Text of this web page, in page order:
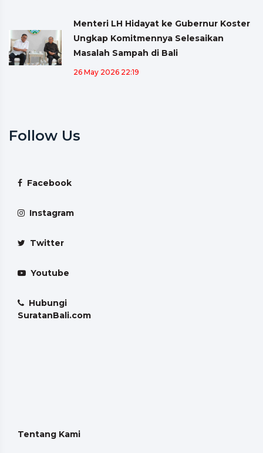
Menteri LH Hidayat ke Gubernur Koster
Ungkap Komitmennya Selesaikan
Masalah Sampah di Bali
26 May 2026 22:19
Follow Us
Facebook
Instagram
Twitter
Youtube
Hubungi
SuratanBali.com
Tentang Kami